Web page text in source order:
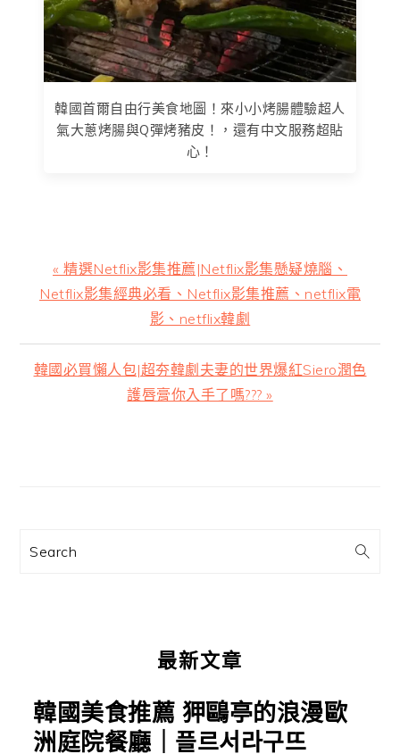
韓國首爾自由行美食地圖！來小小烤腸體驗超人
氣大蔥烤腸與Q彈烤豬皮！，還有中文服務超貼
心！
上
一
文
章:
« 精選Netflix影集推薦|Netflix影集懸疑燒腦、
Netflix影集經典必看、Netflix影集推薦、netflix電
影、netflix韓劇
下
韓國必買懶人包|超夯韓劇夫妻的世界爆紅Siero潤色
護唇膏你入手了嗎??? »
訊
Search
最新文章
韓國美食推薦 狎鷗亭的浪漫歐
洲庭院餐廳｜플르서라구뜨